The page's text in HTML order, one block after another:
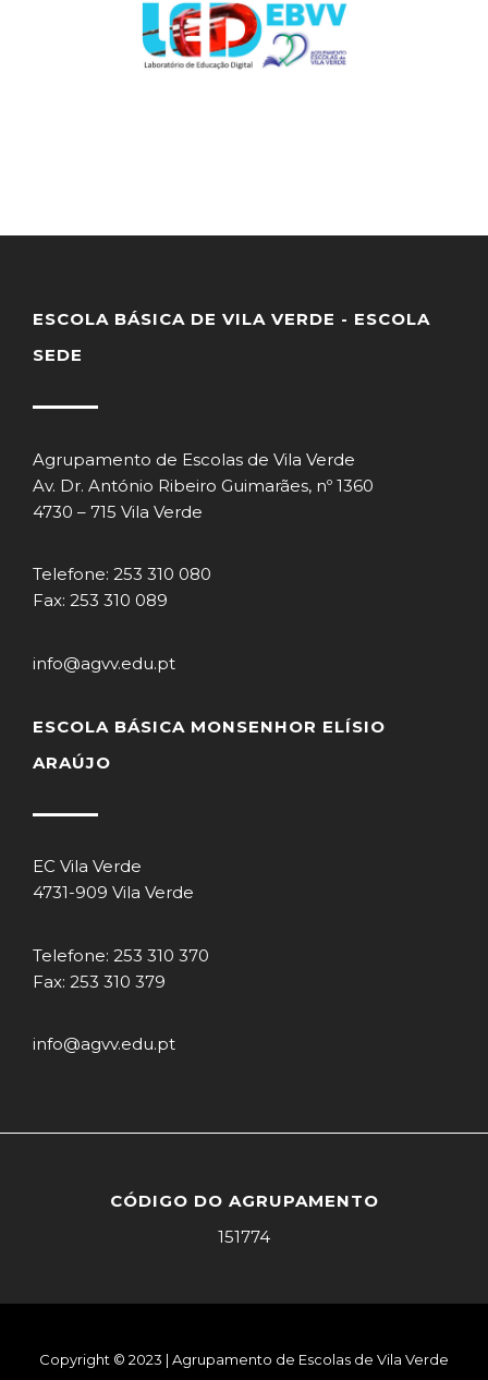
ESCOLA BÁSICA DE VILA VERDE - ESCOLA
SEDE
Agrupamento de Escolas de Vila Verde
Av. Dr. António Ribeiro Guimarães, nº 1360
4730 – 715 Vila Verde
Telefone: 253 310 080
Fax: 253 310 089
info@agvv.edu.pt
ESCOLA BÁSICA MONSENHOR ELÍSIO
ARAÚJO
EC Vila Verde
4731-909 Vila Verde
Telefone: 253 310 370
Fax: 253 310 379
info@agvv.edu.pt
CÓDIGO DO AGRUPAMENTO
151774
Copyright © 2023 | Agrupamento de Escolas de Vila Verde